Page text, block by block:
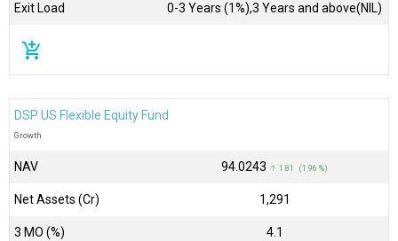
Exit Load 0-3 Years (1%),3 Years and above(NIL)
add_shopping_cart
DSP US Flexible Equity Fund
Growth
NAV ₹94.0243 ↑ 1.81 (1.96 %)
Net Assets (Cr) ₹1,291
3 MO (%) 4.1